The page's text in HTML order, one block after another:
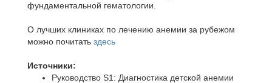
фундаментальной гематологии.
О лучших клиниках по лечению анемии за рубежом
можно почитать здесь
Источники:
Руководство S1: Диагностика детской анемии